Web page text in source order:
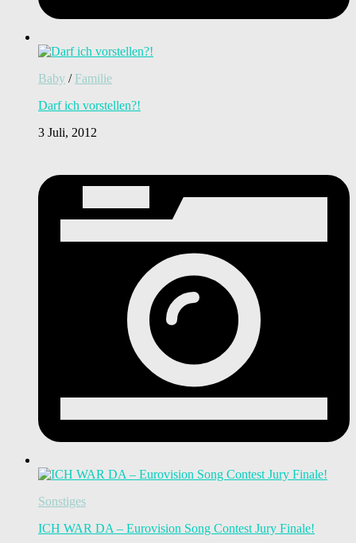
Baby / Familie
Darf ich vorstellen?!
3 Juli, 2012
Sonstiges
ICH WAR DA – Eurovision Song Contest Jury Finale!